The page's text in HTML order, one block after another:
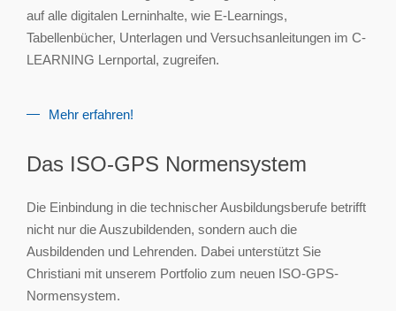
auf alle digitalen Lerninhalte, wie E-Learnings,
Tabellenbücher, Unterlagen und Versuchsanleitungen im C-
LEARNING Lernportal, zugreifen.
Mehr erfahren!
Das ISO-GPS Normensystem
Die Einbindung in die technischer Ausbildungsberufe betrifft
nicht nur die Auszubildenden, sondern auch die
Ausbildenden und Lehrenden. Dabei unterstützt Sie
Christiani mit unserem Portfolio zum neuen ISO-GPS-
Normensystem.